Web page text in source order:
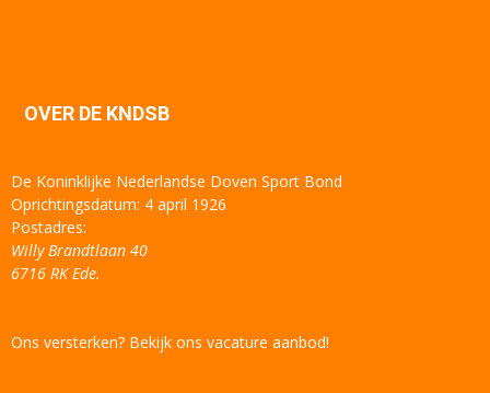
OVER DE KNDSB
De Koninklijke Nederlandse Doven Sport Bond
Oprichtingsdatum: 4 april 1926
Postadres:
Willy Brandtlaan 40
6716 RK Ede.
Ons versterken? Bekijk ons vacature aanbod!